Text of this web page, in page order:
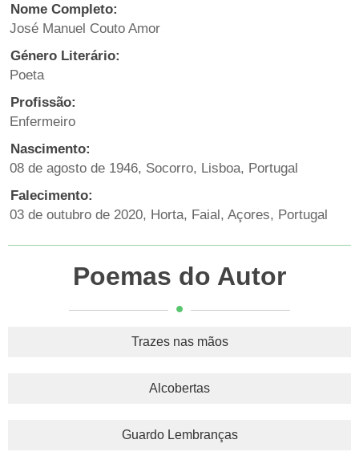
Nome Completo:
José Manuel Couto Amor
Género Literário:
Poeta
Profissão:
Enfermeiro
Nascimento:
08 de agosto de 1946, Socorro, Lisboa, Portugal
Falecimento:
03 de outubro de 2020, Horta, Faial, Açores, Portugal
Poemas do Autor
Trazes nas mãos
Alcobertas
Guardo Lembranças